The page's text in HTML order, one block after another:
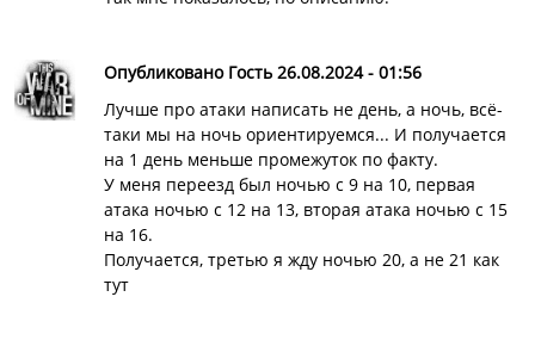
Опубликовано Гость 26.08.2024 - 01:56
Лучше про атаки написать не день, а ночь, всё-
таки мы на ночь ориентируемся... И получается
на 1 день меньше промежуток по факту.
У меня переезд был ночью с 9 на 10, первая
атака ночью с 12 на 13, вторая атака ночью с 15
на 16.
Получается, третью я жду ночью 20, а не 21 как
тут